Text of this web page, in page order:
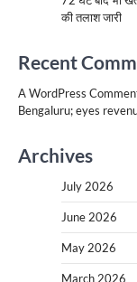
की तलाश जारी
Recent
A WordPress
Bengaluru; eyes
Archives
July 2026
June 2026
May 2026
March 2026